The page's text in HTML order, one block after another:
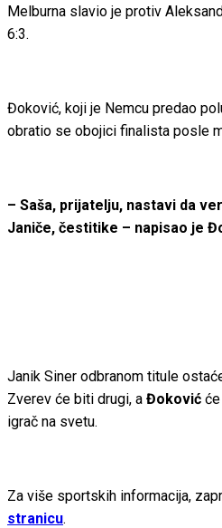
Melburna slavio je protiv
6:3.
Đoković, koji je Nemcu predao
obratio se obojici finalista posle
– Saša, prijatelju, nastavi da
Janiče, čestitike – napisao je
Janik Siner odbranom titule
Zverev će biti drugi, a Đoković
igrač na svetu.
Za više sportskih informacija,
stranicu.